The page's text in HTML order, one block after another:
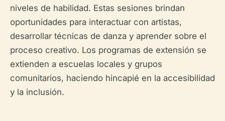
niveles de habilidad. Estas sesiones brindan
oportunidades para interactuar con artistas,
desarrollar técnicas de danza y aprender sobre el
proceso creativo. Los programas de extensión se
extienden a escuelas locales y grupos
comunitarios, haciendo hincapié en la accesibilidad
y la inclusión.